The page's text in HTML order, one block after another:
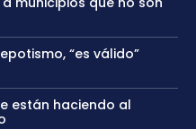
“es válido”
están haciendo al